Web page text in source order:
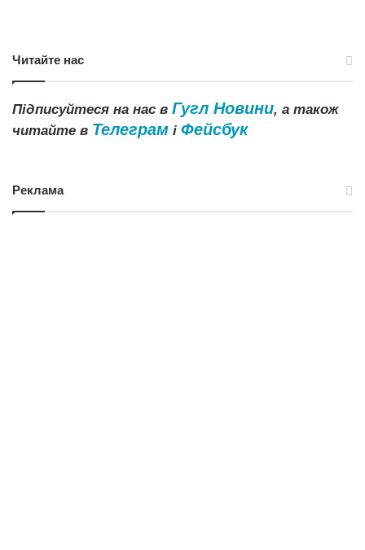
Читайте нас
Підписуйтеся на нас в Гугл Новини, а також
читайте в Телеграм і Фейсбук
Реклама